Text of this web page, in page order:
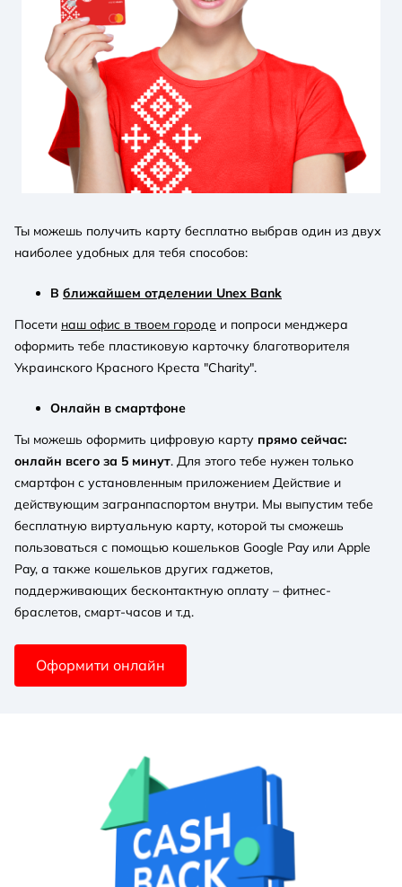
Ты можешь получить карту бесплатно выбрав один из двух
наиболее удобных для тебя способов:
В ближайшем отделении Unex Bank
Посети наш офис в твоем городе и попроси менджера
оформить тебе пластиковую карточку благотворителя
Украинского Красного Креста "Charity".
Онлайн в смартфоне
Ты можешь оформить цифровую карту прямо сейчас:
онлайн всего за 5 минут. Для этого тебе нужен только
смартфон с установленным приложением Действие и
действующим загранпаспортом внутри. Мы выпустим тебе
бесплатную виртуальную карту, которой ты сможешь
пользоваться с помощью кошельков Google Pay или Apple
Pay, а также кошельков других гаджетов,
поддерживающих бесконтактную оплату – фитнес-
браслетов, смарт-часов и т.д.
Оформити онлайн